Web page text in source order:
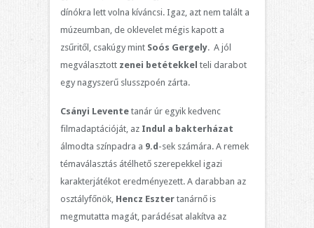
dínókra lett volna kíváncsi. Igaz, azt nem talált a
múzeumban, de oklevelet mégis kapott a
zsűritől, csakúgy mint Soós Gergely. A jól
megválasztott zenei betétekkel teli darabot
egy nagyszerű slusszpoén zárta.
Csányi Leventetanár úr egyik kedvenc
filmadaptációját, az Indul a bakterházat
álmodta színpadra a 9.d -sek számára. A remek
témaválasztás átélhető szerepekkel igazi
karakterjátékot eredményezett. A darabban az
osztályfőnök, Hencz Esztertanárnő is
megmutatta magát, parádésat alakítva az